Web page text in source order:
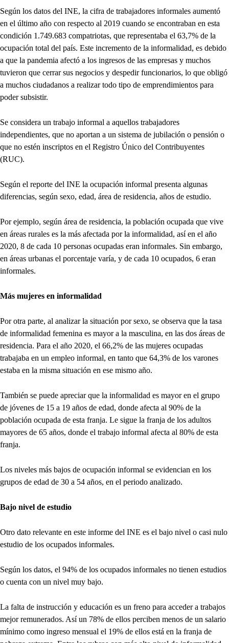
Según los datos del INE, la cifra de trabajadores informales aumentó
en el último año con respecto al 2019 cuando se encontraban en esta
condición 1.749.683 compatriotas, que representaba el 63,7% de la
ocupación total del país. Este incremento de la informalidad, es debido
a que la pandemia afectó a los ingresos de las empresas y muchos
tuvieron que cerrar sus negocios y despedir funcionarios, lo que obligó
a muchos ciudadanos a realizar todo tipo de emprendimientos para
poder subsistir.
Se considera un trabajo informal a aquellos trabajadores
independientes, que no aportan a un sistema de jubilación o pensión o
que no estén inscriptos en el Registro Único del Contribuyentes
(RUC).
Según el reporte del INE la ocupación informal presenta algunas
diferencias, según sexo, edad, área de residencia, años de estudio.
Por ejemplo, según área de residencia, la población ocupada que vive
en áreas rurales es la más afectada por la informalidad, así en el año
2020, 8 de cada 10 personas ocupadas eran informales. Sin embargo,
en áreas urbanas el porcentaje varía, y de cada 10 ocupados, 6 eran
informales.
Más mujeres en informalidad
Por otra parte, al analizar la situación por sexo, se observa que la tasa
de informalidad femenina es mayor a la masculina, en las dos áreas de
residencia. Para el año 2020, el 66,2% de las mujeres ocupadas
trabajaba en un empleo informal, en tanto que 64,3% de los varones
estaba en la misma situación en ese mismo año.
También se puede apreciar que la informalidad es mayor en el grupo
de jóvenes de 15 a 19 años de edad, donde afecta al 90% de la
población ocupada de esta franja. Le sigue la franja de los adultos
mayores de 65 años, donde el trabajo informal afecta al 80% de esta
franja.
Los niveles más bajos de ocupación informal se evidencian en los
grupos de edad de 30 a 54 años, en el periodo analizado.
Bajo nivel de estudio
Otro dato relevante en este informe del INE es el bajo nivel o casi nulo
estudio de los ocupados informales.
Según los datos, el 94% de los ocupados informales no tienen estudios
o cuenta con un nivel muy bajo.
La falta de instrucción y educación es un freno para acceder a trabajos
mejor remunerados. Así un 78% de ellos perciben menos de un salario
mínimo como ingreso mensual el 19% de ellos está en la franja de